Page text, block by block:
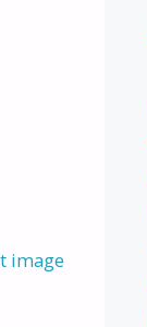
image